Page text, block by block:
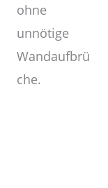
ohne
unnötige
Wandaufbrü
che.